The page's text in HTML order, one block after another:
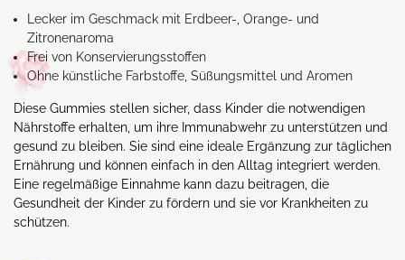
Lecker im Geschmack mit Erdbeer-, Orange- und
Zitronenaroma
Frei von Konservierungsstoffen
Ohne künstliche Farbstoffe, Süßungsmittel und Aromen
Diese Gummies stellen sicher, dass Kinder die notwendigen
Nährstoffe erhalten, um ihre Immunabwehr zu unterstützen und
gesund zu bleiben. Sie sind eine ideale Ergänzung zur täglichen
Ernährung und können einfach in den Alltag integriert werden.
Eine regelmäßige Einnahme kann dazu beitragen, die
Gesundheit der Kinder zu fördern und sie vor Krankheiten zu
schützen.